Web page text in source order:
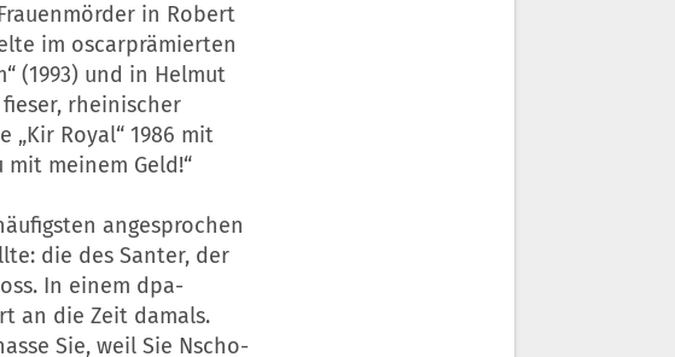
in Robert
im oscarprämierten
(1993) und in Helmut
fieser, rheinischer
Royal“ 1986 mit
meinem Geld!“
angesprochen
die des Santer, der
In einem dpa-
an die Zeit damals.
Sie, weil Sie Nscho-